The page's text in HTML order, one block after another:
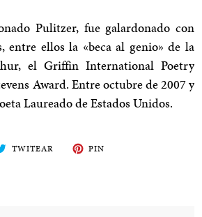
Pulitzer, fue galardonado con
entre ellos la «beca al genio» de la
el Griffin International Poetry
Award. Entre octubre de 2007 y
Laureado de Estados Unidos.
TWITEAR TWITEA
EN
PIN